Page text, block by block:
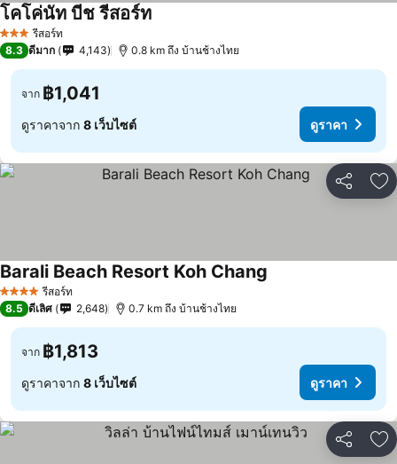
3 ดาว รีสอร์ท
โคโค่นัท บีช รีสอร์ทดูราคา
8.3 ดีมาก 4,143 0.8 km ถึง บ้านช้างไทย
จาก ฿1,041
ดูราคาจาก 8 เว็บไซต์ ดูราคา
แชร์ เ
4 ดาว รีสอร์ท
Barali Beach Resort Koh Chang
8.5 ดีเลิศ 2,648 0.7 km ถึง บ้านช้างไทย
จาก ฿1,813
ดูราคาจาก 8 เว็บไซต์ ดูราคา
แชร์ เ